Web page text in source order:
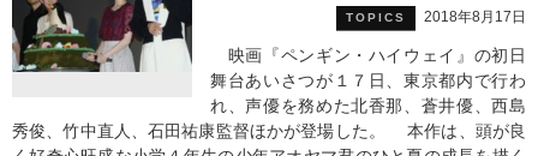
TOPICS 2018年8月17日
映画『ペンギン・ハイウェイ』の初日
舞台あいさつが１７日、東京都内で行わ
れ、声優を務めた北香那、蒼井優、西島
秀俊、竹中直人、石田祐康監督ほかが登場した。 本作は、頭が良